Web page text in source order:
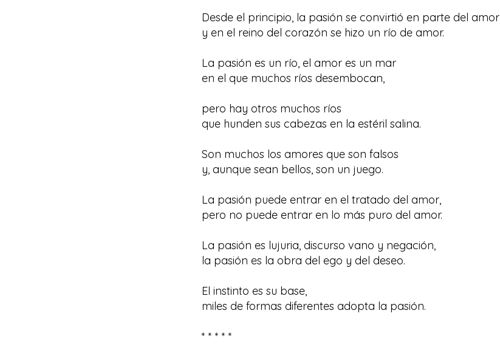
Desde el principio, la pasión se convirtió en parte del amor
y en el reino del corazón se hizo un río de amor.
La pasión es un río, el amor es un mar
en el que muchos ríos desembocan,
pero hay otros muchos ríos
que hunden sus cabezas en la estéril salina.
Son muchos los amores que son falsos
y, aunque sean bellos, son un juego.
La pasión puede entrar en el tratado del amor,
pero no puede entrar en lo más puro del amor.
La pasión es lujuria, discurso vano y negación,
la pasión es la obra del ego y del deseo.
El instinto es su base,
miles de formas diferentes adopta la pasión.
* * * * *